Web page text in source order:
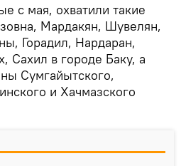
с мая, охватили такие
Мардакян, Шувелян,
Горадил, Нардаран,
Сахил в городе Баку, а
Сумгайытского,
и Хачмазского